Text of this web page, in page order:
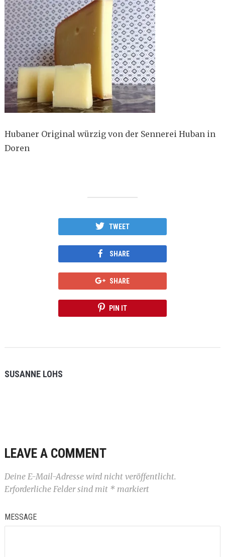
Hubaner Original würzig von der Sennerei Huban in
Doren
TWEET
SHARE
SHARE
PIN IT
SUSANNE LOHS
LEAVE A COMMENT
Deine E-Mail-Adresse wird nicht veröffentlicht.
Erforderliche Felder sind mit *markiert
MESSAGE